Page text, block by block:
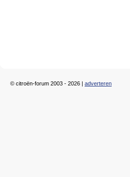
© citroën-forum 2003 - 2026 | adverteren